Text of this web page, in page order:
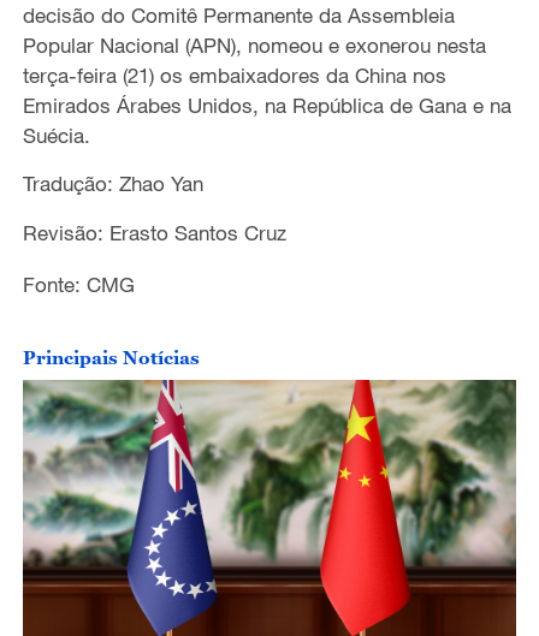
decisão do Comitê Permanente da Assembleia
Popular Nacional (APN), nomeou e exonerou nesta
terça-feira (21) os embaixadores da China nos
Emirados Árabes Unidos, na República de Gana e na
Suécia.
Tradução: Zhao Yan
Revisão: Erasto Santos Cruz
Fonte: CMG
Principais Notícias